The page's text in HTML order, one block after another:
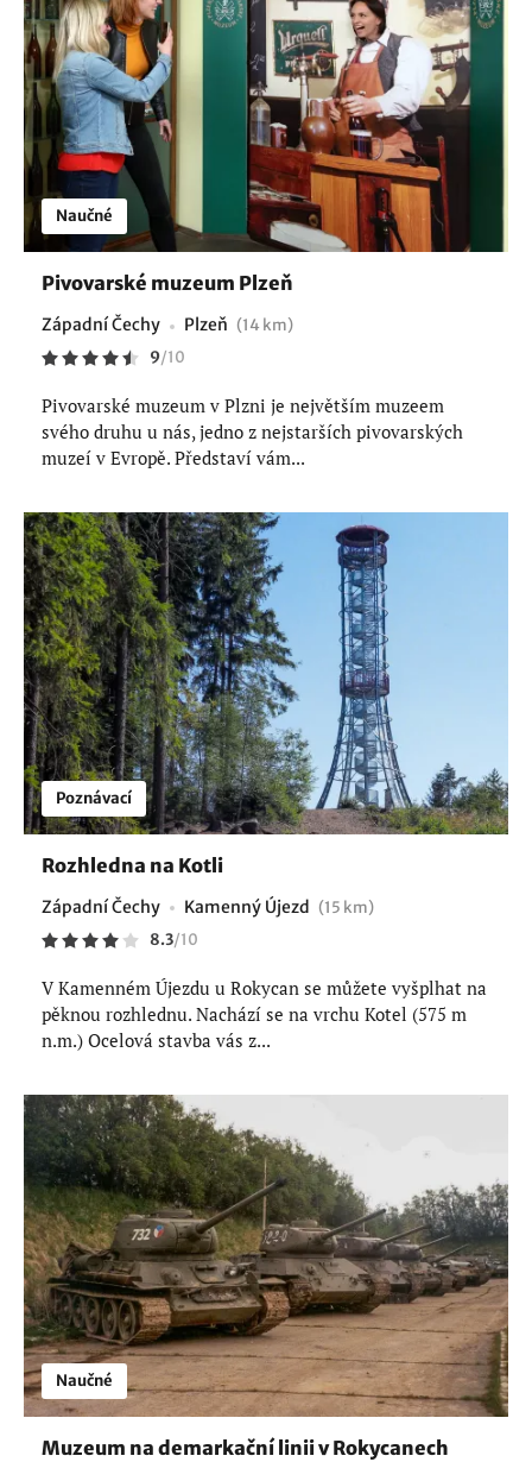
Naučné
Pivovarské muzeum Plzeň
Západní Čechy Plzeň (14 km)
9/10
Pivovarské muzeum v Plzni je největším muzeem
svého druhu u nás, jedno z nejstarších pivovarských
muzeí v Evropě. Představí vám...
Poznávací
Rozhledna na Kotli
Západní Čechy Kamenný Újezd
(15 km)
8.3/10
V Kamenném Újezdu u Rokycan se můžete vyšplhat na
pěknou rozhlednu. Nachází se na vrchu Kotel (575 m
n.m.) Ocelová stavba vás z...
Naučné
Muzeum na demarkační linii v Rokycanech